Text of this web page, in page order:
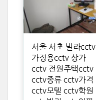
서울 서초 빌라cctv
가정용cctv 상가
cctv 전원주택cctv
cctv종류 cctv가격
cctv모텔 cctv학원